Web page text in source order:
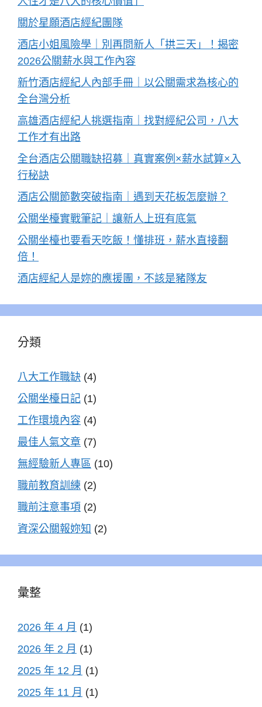
關於星願酒店經紀團隊
酒店小姐風險學｜別再問新人「拱三天」！揭密
2026公關薪水與工作內容
新竹酒店經紀人內部手冊｜以公關需求為核心的
全台灣分析
高雄酒店經紀人挑選指南｜找對經紀公司，八大
工作才有出路
全台酒店公關職缺招募｜真實案例×薪水試算×入
行秘訣
酒店公關節數突破指南｜遇到天花板怎麼辦？
公關坐檯實戰筆記｜讓新人上班有底氣
公關坐檯也要看天吃飯！懂排班，薪水直接翻
倍！
酒店經紀人是妳的應援團，不該是豬隊友
分類
八大工作職缺 (4)
公關坐檯日記 (1)
工作環境內容 (4)
最佳人氣文章 (7)
無經驗新人專區 (10)
職前教育訓練 (2)
職前注意事項 (2)
資深公關報妳知 (2)
彙整
2026 年 4 月 (1)
2026 年 2 月 (1)
2025 年 12 月 (1)
2025 年 11 月 (1)